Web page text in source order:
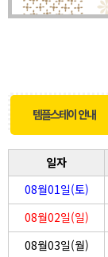
템플스테이 안내
일자
08월01일(토)
08월02일(일)
08월03일(월)